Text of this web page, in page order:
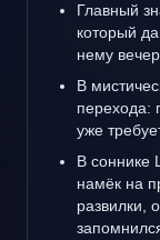
Главный
который
нему
В
перехода:
уже
В соннике
намёк на
развилки,